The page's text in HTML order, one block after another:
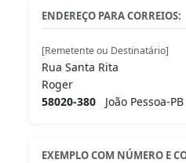
ENDEREÇO PARA CORREIOS:
[Remetente ou Destinatário]
Rua Santa Rita
Roger
58020-380 João Pessoa-PB
EXEMPLO COM NÚMERO E